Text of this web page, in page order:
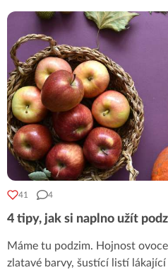
41 4
4 tipy, jak si naplno užít
Máme tu podzim. Hojnost
zlatavé barvy, šustící listí